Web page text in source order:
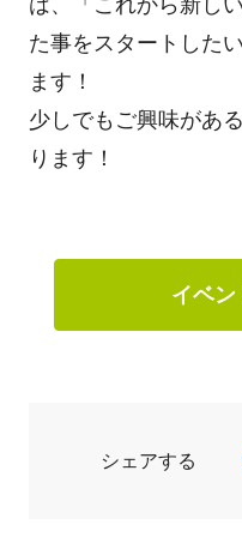
た事をスタートした
ます！
少しでもご興味があ
ります！
イベ
シェアする